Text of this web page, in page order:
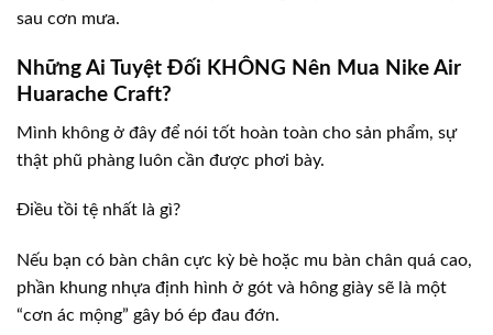
sau cơn mưa.
Những Ai Tuyệt Đối KHÔNG Nên Mua Nike Air
Huarache Craft?
Mình không ở đây để nói tốt hoàn toàn cho sản phẩm, sự
thật phũ phàng luôn cần được phơi bày.
Điều tồi tệ nhất là gì?
Nếu bạn có bàn chân cực kỳ bè hoặc mu bàn chân quá cao,
phần khung nhựa định hình ở gót và hông giày sẽ là một
“cơn ác mộng” gây bó ép đau đớn.